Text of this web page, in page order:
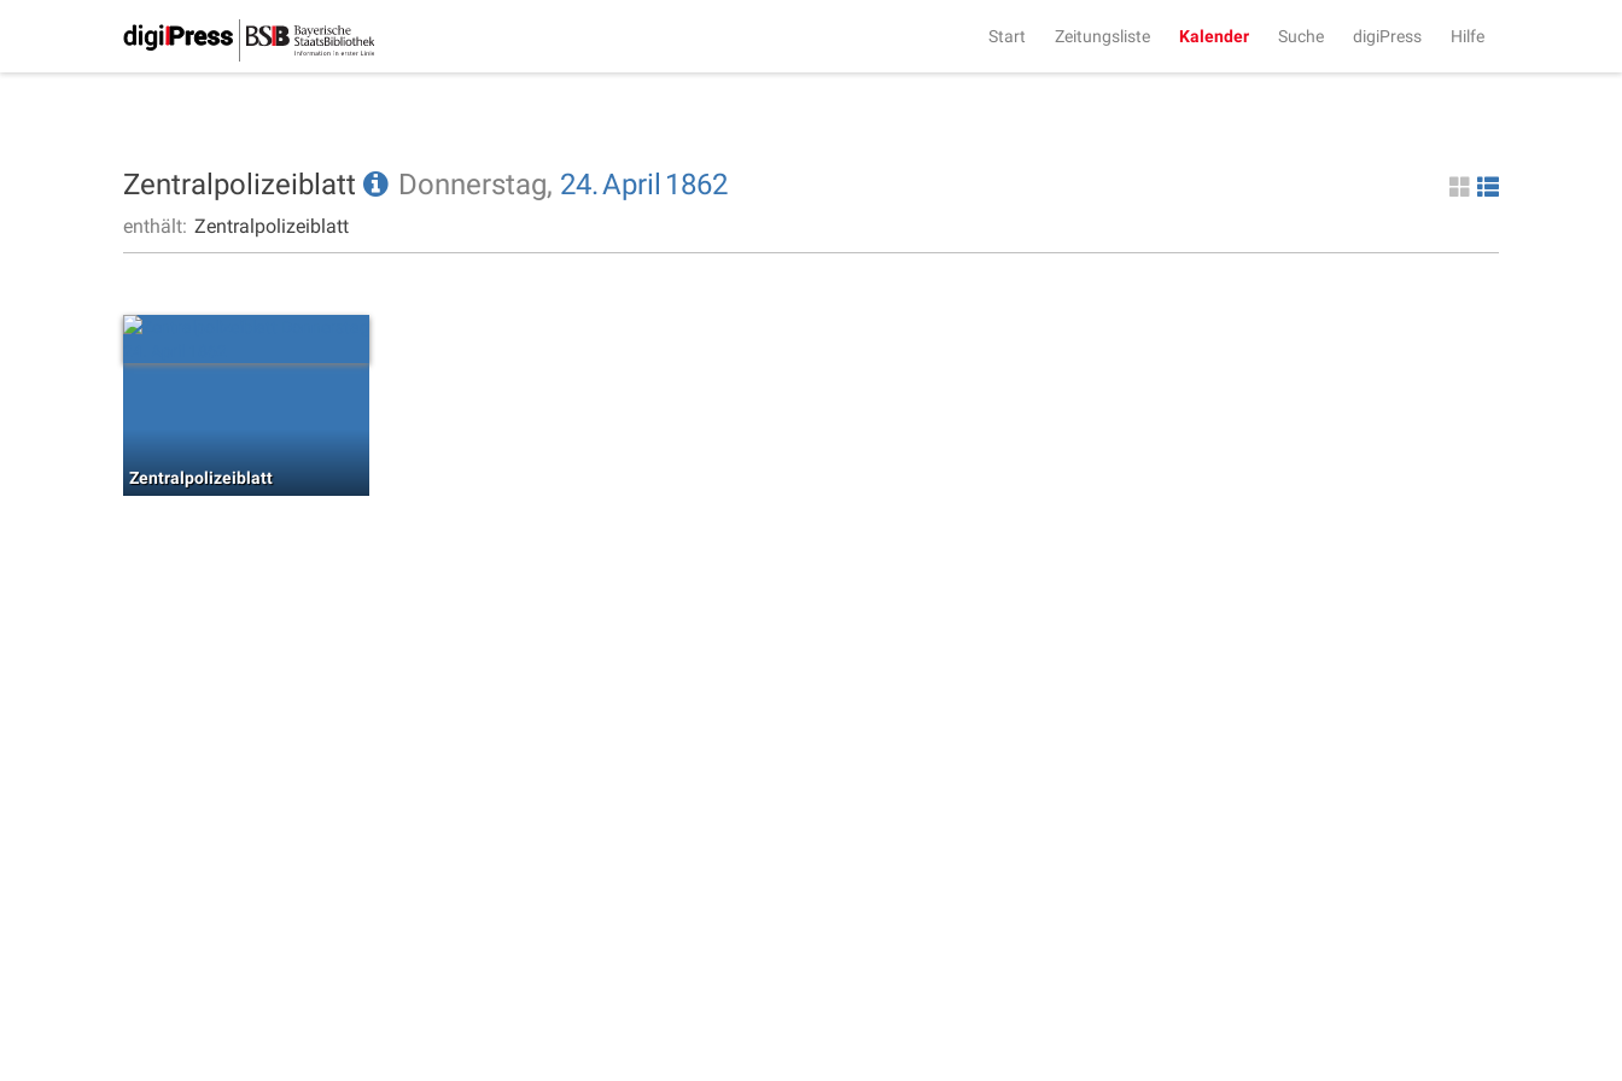
Start Zeitungsliste Kalender Suche digiPress Hilfe
Zentralpolizeiblatt Donnerstag, 24.April 1862
enthält: Zentralpolizeiblatt
Zentralpolizeiblatt